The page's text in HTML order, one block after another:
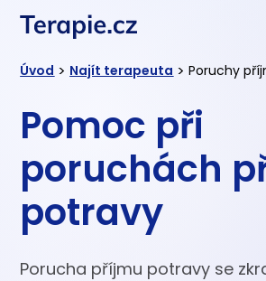
Úvod > Najít terapeuta > Poruchy
Pomoc při
poruchách
potravy
Porucha příjmu potravy se